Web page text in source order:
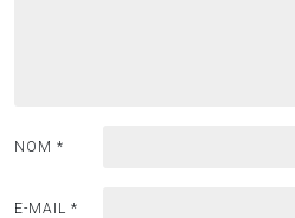
NOM *
E-MAIL *